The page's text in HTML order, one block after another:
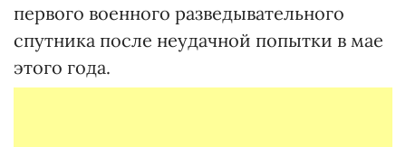
первого военного разведывательного
спутника после неудачной попытки в мае
этого года.